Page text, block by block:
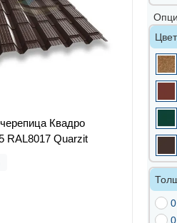
Квадро
RAL8017 Quarzit
Цвет